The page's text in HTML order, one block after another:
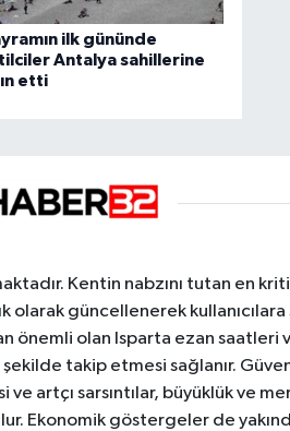
ilk gününde
Antalya sahillerine
etti
Kentin nabzını tutan en
güncellenerek
önemli olan Isparta ezan
takip etmesi sağlanır.
artçı sarsıntılar, büyüklük ve
Ekonomik göstergeler de